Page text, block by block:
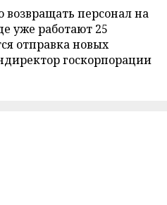
возвращать персонал на
уже работают 25
отправка новых
госкорпорации